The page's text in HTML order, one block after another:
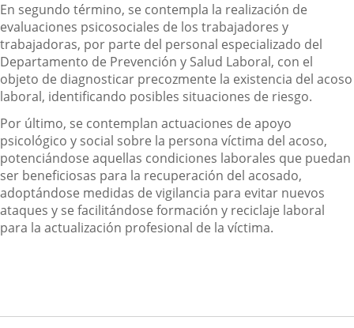
En segundo término, se contempla la realización de
evaluaciones psicosociales de los trabajadores y
trabajadoras, por parte del personal especializado del
Departamento de Prevención y Salud Laboral, con el
objeto de diagnosticar precozmente la existencia del acoso
laboral, identificando posibles situaciones de riesgo.
Por último, se contemplan actuaciones de apoyo
psicológico y social sobre la persona víctima del acoso,
potenciándose aquellas condiciones laborales que puedan
ser beneficiosas para la recuperación del acosado,
adoptándose medidas de vigilancia para evitar nuevos
ataques y se facilitándose formación y reciclaje laboral
para la actualización profesional de la víctima.